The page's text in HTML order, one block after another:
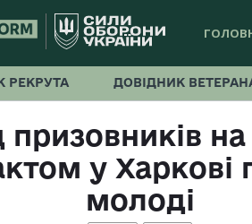
РЕКРУТА ДОВІДНИК
призовників
у Харкові
молоді